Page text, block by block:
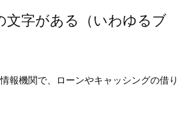
文字がある（いわゆるブ
報機関で、ローンやキャッシングの借り